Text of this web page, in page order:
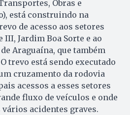
Obras e
está construindo na
de acesso aos setores
III, Jardim Boa Sorte e ao
Araguaína, que também
trevo está sendo executado
cruzamento da rodovia
acessos a esses setores
fluxo de veículos e onde
acidentes graves.